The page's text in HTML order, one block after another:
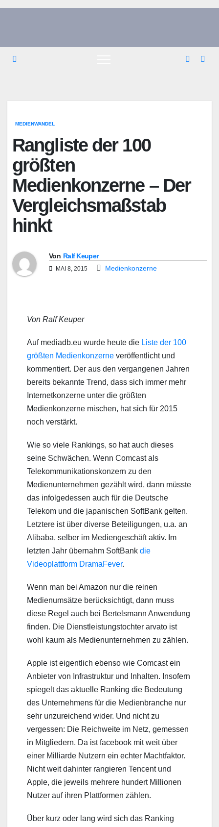
Zum
MEDIENWANDEL
Rangliste der 100
größten
Medienkonzerne – Der
Vergleichsmaßstab
hinkt
Von Ralf Keuper
MAI 8, 2015 Medienkonzerne
Von Ralf Keuper
Auf mediadb.eu wurde heute die Liste der 100
größten Medienkonzerne veröffentlicht und
kommentiert. Der aus den vergangenen Jahren
bereits bekannte Trend, dass sich immer mehr
Internetkonzerne unter die größten
Medienkonzerne mischen, hat sich für 2015
noch verstärkt.
Wie so viele Rankings, so hat auch dieses
seine Schwächen. Wenn Comcast als
Telekommunikationskonzern zu den
Medienunternehmen gezählt wird, dann müsste
das infolgedessen auch für die Deutsche
Telekom und die japanischen SoftBank gelten.
Letztere ist über diverse Beteiligungen, u.a. an
Alibaba, selber im Mediengeschäft aktiv. Im
letzten Jahr übernahm SoftBank die
Videoplattform DramaFever.
Wenn man bei Amazon nur die reinen
Medienumsätze berücksichtigt, dann muss
diese Regel auch bei Bertelsmann Anwendung
finden. Die Dienstleistungstochter arvato ist
wohl kaum als Medienunternehmen zu zählen.
Apple ist eigentlich ebenso wie Comcast ein
Anbieter von Infrastruktur und Inhalten. Insofern
spiegelt das aktuelle Ranking die Bedeutung
des Unternehmens für die Medienbranche nur
sehr unzureichend wider. Und nicht zu
vergessen: Die Reichweite im Netz, gemessen
in Mitgliedern. Da ist facebook mit weit über
einer Milliarde Nutzern ein echter Machtfaktor.
Nicht weit dahinter rangieren Tencent und
Apple, die jeweils mehrere hundert Millionen
Nutzer auf ihren Plattformen zählen.
Über kurz oder lang wird sich das Ranking